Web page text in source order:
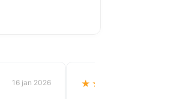
16 jan 2026 ★★★★★